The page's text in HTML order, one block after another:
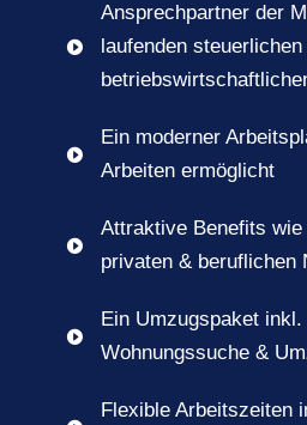

Ansprechpartner der
laufenden steuerlichen

Ein moderner
Arbeiten ermöglicht

Attraktive Benefits
privaten & beruflichen

Ein Umzugspaket
Wohnungssuche &
Flexible Arbeitszeiten